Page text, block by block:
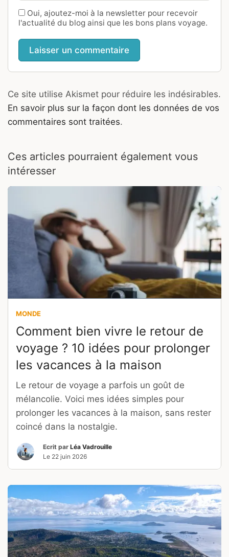
Oui, ajoutez-moi à la newsletter pour recevoir
l'actualité du blog ainsi que les bons plans voyage.
Ce site utilise Akismet pour réduire les indésirables.
En savoir plus sur la façon dont les données de vos
commentaires sont traitées.
Ces articles pourraient également vous
intéresser
MONDE
Comment bien vivre le retour de
voyage ? 10 idées pour prolonger
les vacances à la maison
Le retour de voyage a parfois un goût de
mélancolie. Voici mes idées simples pour
prolonger les vacances à la maison, sans rester
coincé dans la nostalgie.
Ecrit par Léa Vadrouille
Le 22 juin 2026